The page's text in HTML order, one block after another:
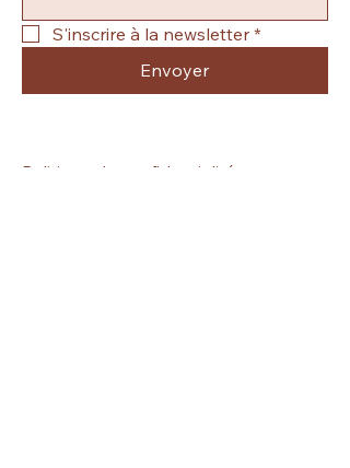
S'inscrire à la newsletter *
Envoyer
Politique de confidentialité